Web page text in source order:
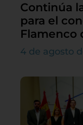
Continúa
para el
Flamenco
4 de agosto